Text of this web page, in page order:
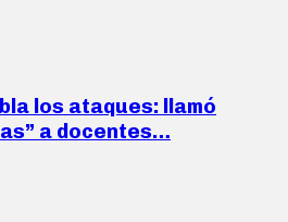
los ataques: llamó
a docentes…